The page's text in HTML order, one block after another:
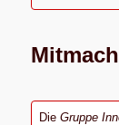
Die Gruppe